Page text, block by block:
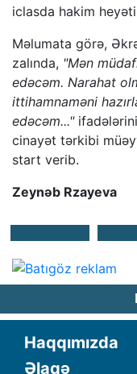
iclasda hakim
Məlumata görə,
zalında, "Mən
edəcəm. Narahat
ittihamnaməni
edəcəm..."ifadələrini
cinayət tərkibi
start verib.
Zeynəb Rzayeva
Haqqımızda
Əlaqə